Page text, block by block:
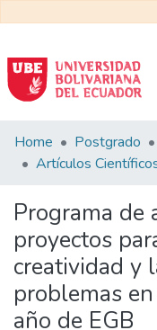
Communities
&
All of DSpace
Statistics
Home Postgrado
Artículos
Programa de
proyectos
creatividad y
problemas
año de EGB